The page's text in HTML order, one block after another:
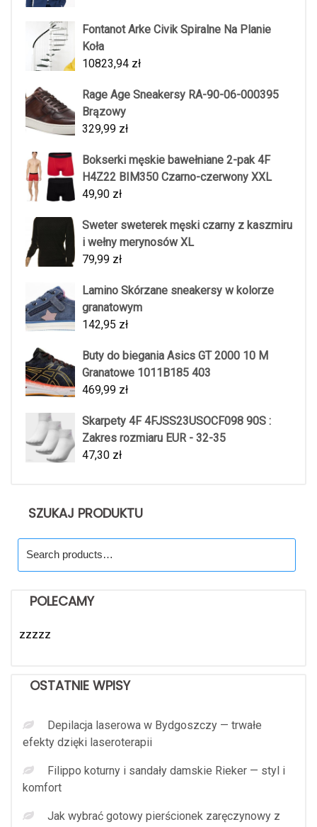
Fontanot Arke Civik Spiralne Na Planie
Koła
10823,94 zł
Rage Age Sneakersy RA-90-06-000395
Brązowy
329,99 zł
Bokserki męskie bawełniane 2-pak 4F
H4Z22 BIM350 Czarno-czerwony XXL
49,90 zł
Sweter sweterek męski czarny z kaszmiru
i wełny merynosów XL
79,99 zł
Lamino Skórzane sneakersy w kolorze
granatowym
142,95 zł
Buty do biegania Asics GT 2000 10 M
Granatowe 1011B185 403
469,99 zł
Skarpety 4F 4FJSS23USOCF098 90S :
Zakres rozmiaru EUR - 32-35
47,30 zł
SZUKAJ PRODUKTU
for:
POLECAMY
zzzzz
OSTATNIE WPISY
Depilacja laserowa w Bydgoszczy — trwałe
efekty dzięki laseroterapii
Filippo koturny i sandały damskie Rieker — styl i
komfort
Jak wybrać gotowy pierścionek zaręczynowy z